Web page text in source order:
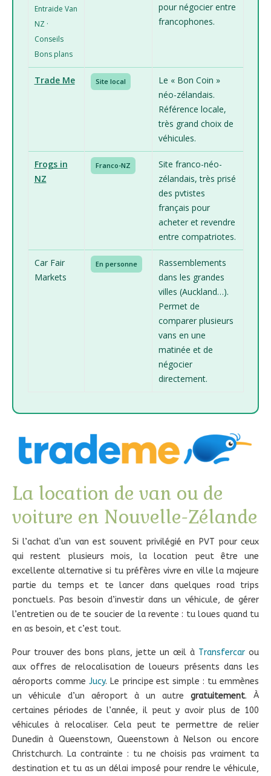
Entraide Van
NZ ·
Conseils
Bons plans
pour négocier entre
francophones.
Trade Me Site local
Le « Bon Coin »
néo-zélandais.
Référence locale,
très grand choix de
véhicules.
Frogs in
NZ
Franco-NZ
Site franco-néo-
zélandais, très prisé
des pvtistes
français pour
acheter et revendre
entre compatriotes.
Car Fair
Markets
En personne
Rassemblements
dans les grandes
villes (Auckland…).
Permet de
comparer plusieurs
vans en une
matinée et de
négocier
directement.
La location de van ou de
voiture en Nouvelle-Zélande
Si l’achat d’un van est souvent privilégié en PVT pour ceux
qui restent plusieurs mois, la location peut être une
excellente alternative si tu préfères vivre en ville la majeure
partie du temps et te lancer dans quelques road trips
ponctuels. Pas besoin d’investir dans un véhicule, de gérer
l’entretien ou de te soucier de la revente : tu loues quand tu
en as besoin, et c’est tout.
Pour trouver des bons plans, jette un œil à Transfercar ou
aux offres de relocalisation de loueurs présents dans les
aéroports comme Jucy. Le principe est simple : tu emmènes
un véhicule d’un aéroport à un autre gratuitement. À
certaines périodes de l’année, il peut y avoir plus de 100
véhicules à relocaliser. Cela peut te permettre de relier
Dunedin à Queenstown, Queenstown à Nelson ou encore
Christchurch. La contrainte : tu ne choisis pas vraiment ta
destination et tu as un délai imposé pour rendre le véhicule,